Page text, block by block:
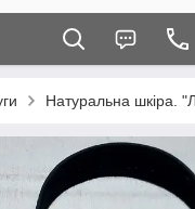
Натуральна шкіра.